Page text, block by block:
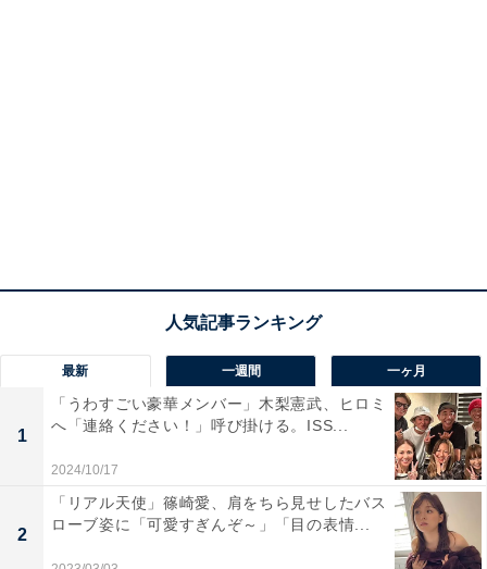
最新 一週間 一ヶ月
1
「うわすごい豪華メンバー」木梨憲武、ヒロミ
へ「連絡ください！」呼び掛ける。ISS...
2024/10/17
2
「リアル天使」篠崎愛、肩をちら見せしたバス
ローブ姿に「可愛すぎんぞ～」「目の表情...